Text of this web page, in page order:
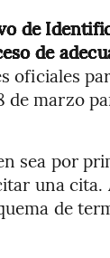
de
de
oficiales
marzo
sea por
una
de